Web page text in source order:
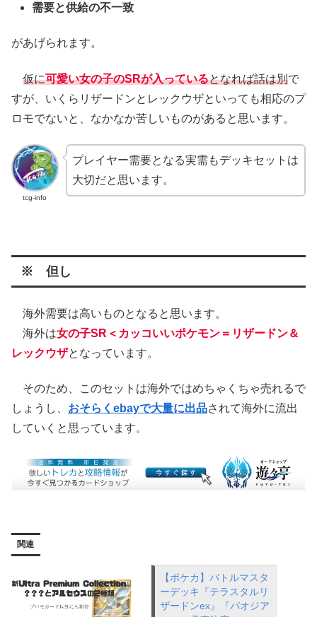
需要と供給の不一致
があげられます。
仮に可愛い女の子のSRが入っているとなれば話は別で
すが、いくらリザードンとレックウザといっても相応のプ
ロモでないと、なかなか苦しいものがあると思います。
tcg-info
プレイヤー需要となる実需もデッキセットは
大切だと思います。
※ 但し
海外需要は高いものとなると思います。
海外は女の子SR＜カッコいいポケモン＝リザードン＆
レックウザとなっています。
そのため、このセットは海外ではめちゃくちゃ売れるで
しょうし、 おそらくebayで大量に出品されて海外に流出
していくと思っています。
関連
【ポケカ】バトルマスタ
ーデッキ『テラスタルリ
ザードンex』『パオジア